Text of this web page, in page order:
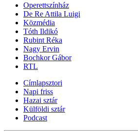
Operettszínház
De Re Attila Luigi
Közmédia
Tóth Ildikó
Rubint Réka
Nagy Ervin
Bochkor Gábor
RTL
Címlapsztori
Napi friss
Hazai sztár
Külföldi sztár
Podcast